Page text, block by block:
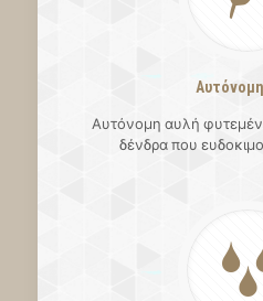
Αυτόνομη αυλή
δένδρα που